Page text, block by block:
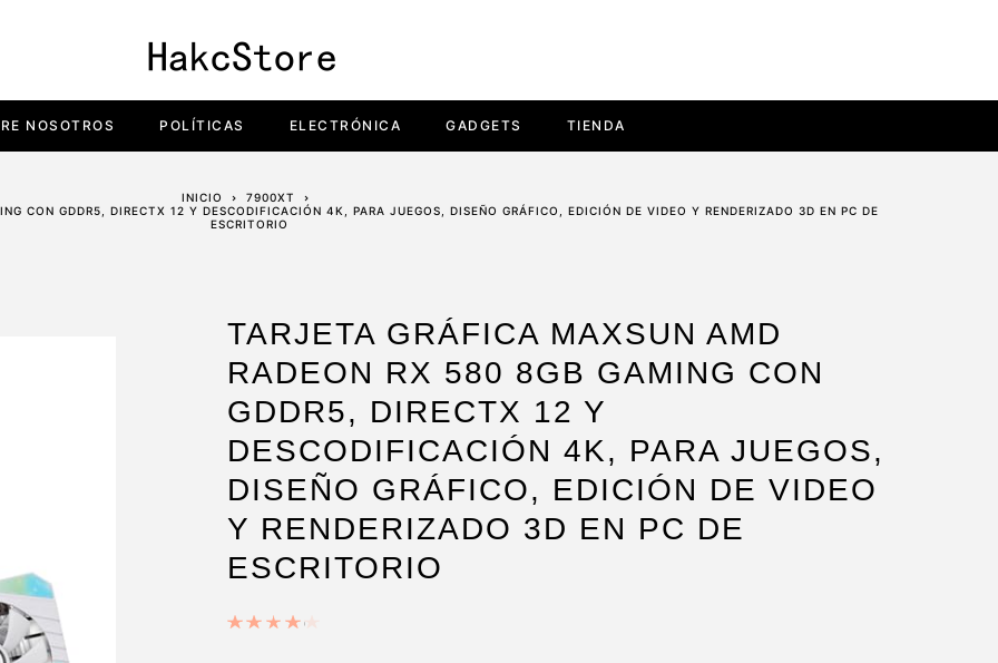
NOSOTROS POLÍTICAS ELECTRÓNICA GADGETS TIENDA
INICIO
7900XT
CON GDDR5, DIRECTX 12 Y DESCODIFICACIÓN 4K, PARA JUEGOS, DISEÑO GRÁFICO, EDICIÓN DE VIDEO Y RENDERIZADO 3D EN PC DE
ESCRITORIO
TARJETA GRÁFICA MAXSUN AMD
RADEON RX 580 8GB GAMING CON
GDDR5, DIRECTX 12 Y
DESCODIFICACIÓN 4K, PARA JUEGOS,
DISEÑO GRÁFICO, EDICIÓN DE VIDEO
Y RENDERIZADO 3D EN PC DE
ESCRITORIO